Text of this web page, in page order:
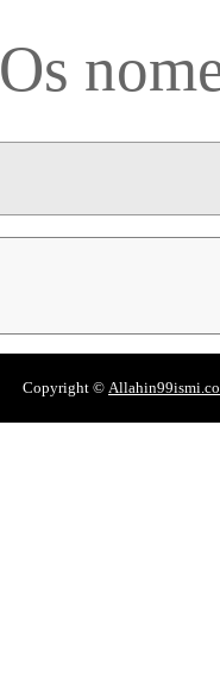
Os
Copyright ©